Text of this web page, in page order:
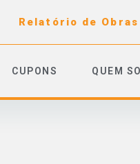
Relatório de Obras
CUPONS QUEM